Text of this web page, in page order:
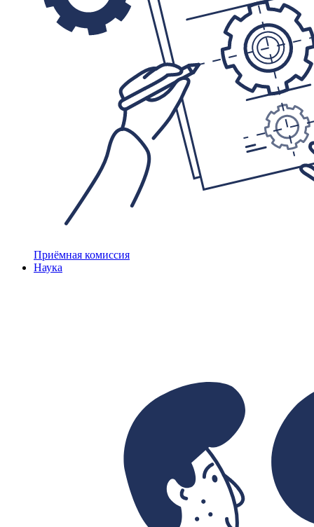
Приёмная комиссия
Наука